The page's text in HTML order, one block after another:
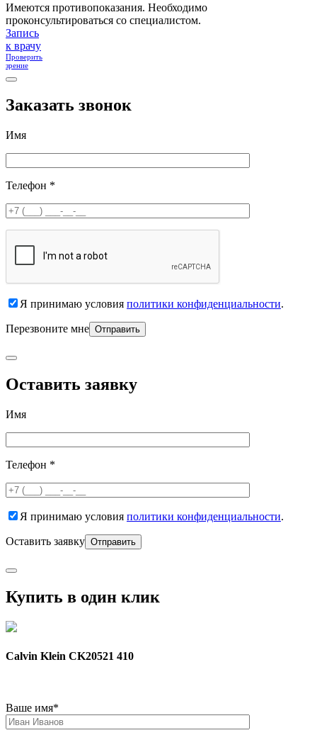
Имеются противопоказания. Необходимо
проконсультироваться со специалистом.
Запись
к врачу
Проверить
зрение
Заказать звонок
Имя
Телефон *
Я принимаю условия политики конфиденциальности.
Перезвоните мне
Оставить заявку
Имя
Телефон *
Я принимаю условия политики конфиденциальности.
Оставить заявку
Купить в один клик
Calvin Klein CK20521 410
Ваше имя*